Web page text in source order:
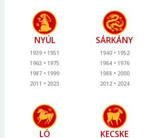
NYÚL
1939
1951
1963
1975
1987
1999
2011
2023
SÁRKÁNY
1940
1952
1964
1976
1988
2000
2012
2024
LÓ KECSKE